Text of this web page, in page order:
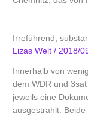
Irreführend,
Lizas Welt/2018/
Innerhalb von
dem WDR und
jeweils eine
ausgestrahlt.